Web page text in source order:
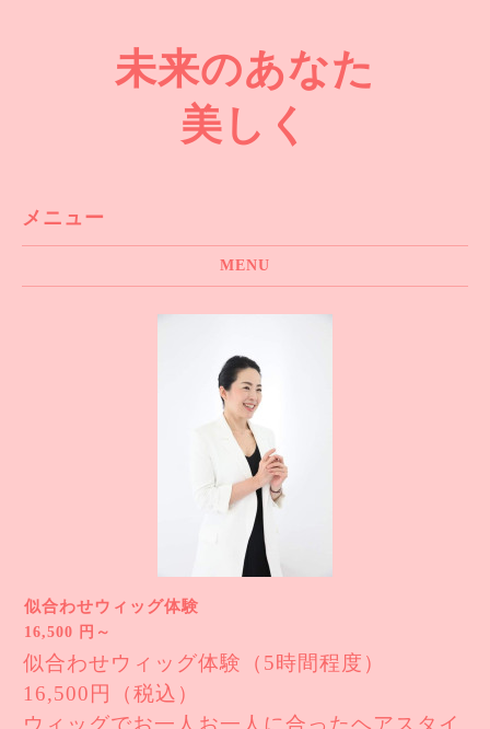
未来のあなた
美しく
メニュー
MENU
似合わせウィッグ体験
16,500 円～
似合わせウィッグ体験（5時間程度）
16,500円（税込）
ウィッグでお一人お一人に合ったヘアスタイ